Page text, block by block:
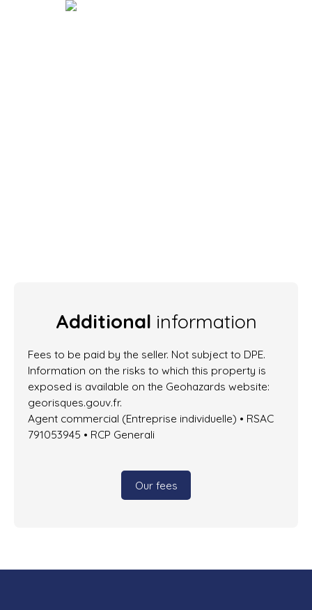
Additional information
Fees to be paid by the seller. Not subject to DPE.
Information on the risks to which this property is
exposed is available on the Geohazards website:
georisques.gouv.fr.
Agent commercial (Entreprise individuelle) • RSAC
791053945 • RCP Generali
Our fees